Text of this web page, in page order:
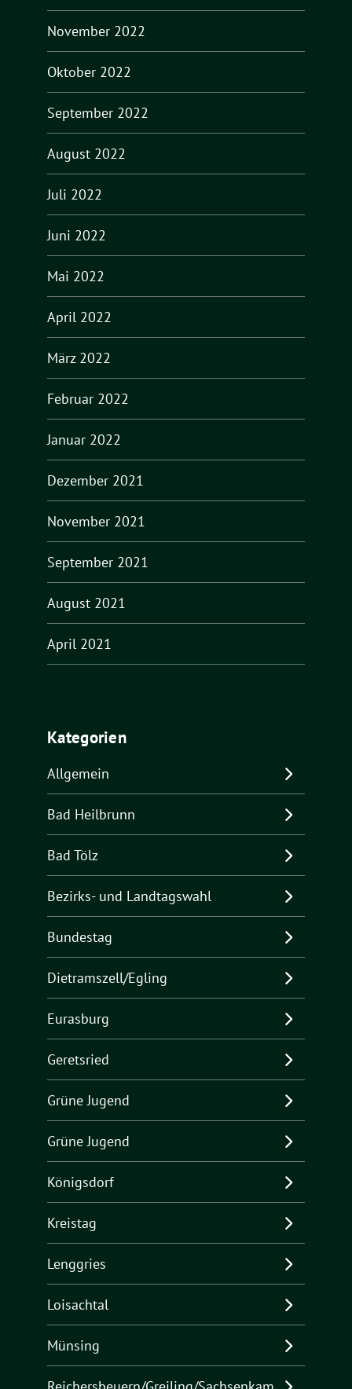
November 2022
Oktober 2022
September 2022
August 2022
Juli 2022
Juni 2022
Mai 2022
April 2022
März 2022
Februar 2022
Januar 2022
Dezember 2021
November 2021
September 2021
August 2021
April 2021
Kategorien
Allgemein
Bad Heilbrunn
Bad Tölz
Bezirks- und Landtagswahl
Bundestag
Dietramszell/Egling
Eurasburg
Geretsried
Grüne Jugend
Grüne Jugend
Königsdorf
Kreistag
Lenggries
Loisachtal
Münsing